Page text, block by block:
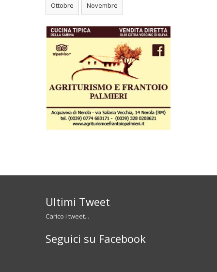
Ottobre Novembre
Ultimi Tweet
Carico i tweet...
Seguici su Facebook